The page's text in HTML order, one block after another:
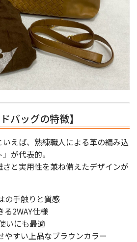
バッグの特徴】
えば、熟練職人による革の編み込
が代表的。
と実用性を兼ね備えたデザインが
の手触りと質感
る2WAY仕様
いにも最適
やすい上品なブラウンカラー